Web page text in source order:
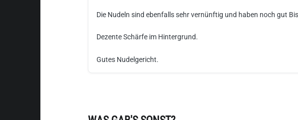
Die Nudeln sind ebenfalls sehr vernünftig und haben noch gut
Dezente Schärfe im Hintergrund.
Gutes Nudelgericht.